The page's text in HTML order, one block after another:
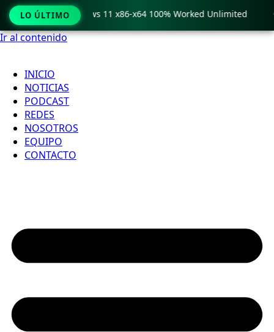
Ir al contenido
INICIO
NOTICIAS
PODCAST
REDES
NOSOTROS
EQUIPO
CONTACTO
LO ÚLTIMO
Crack only Windows 11 x86-x64 100% Worked Unlimited